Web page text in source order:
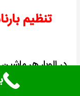
تنظیم
در الوبار هر
هر شهری ارسال